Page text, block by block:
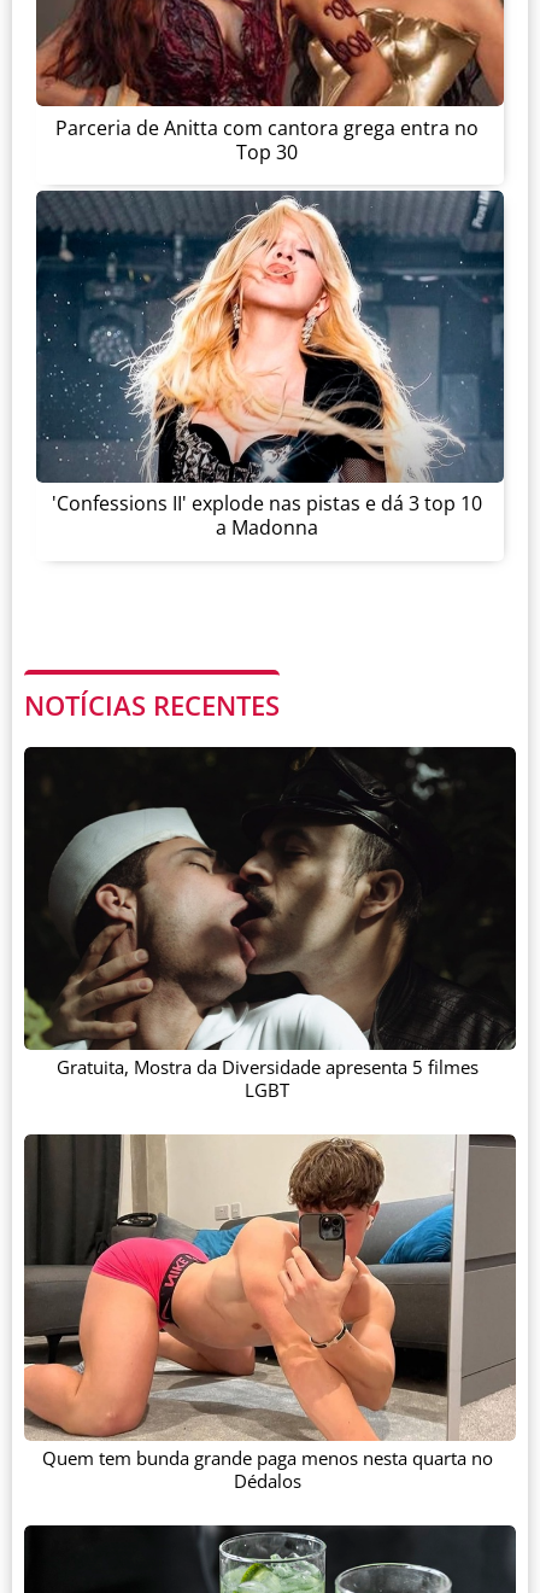
Parceria de Anitta com cantora grega entra no
Top 30
'Confessions II' explode nas pistas e dá 3 top 10
a Madonna
NOTÍCIAS RECENTES
Gratuita, Mostra da Diversidade apresenta 5 filmes
LGBT
Quem tem bunda grande paga menos nesta quarta no
Dédalos